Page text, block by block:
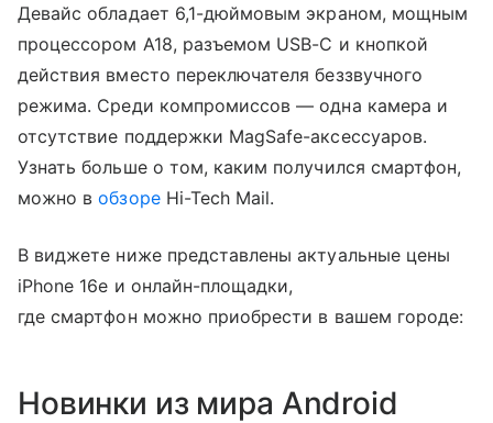
Девайс обладает 6,1-дюймовым экраном, мощным
процессором A18, разъемом USB-C и кнопкой
действия вместо переключателя беззвучного
режима. Среди компромиссов — одна камера и
отсутствие поддержки MagSafe-аксессуаров.
Узнать больше о том, каким получился смартфон,
можно вобзореHi-Tech Mail.
В виджете ниже представлены актуальные цены
iPhone 16e и онлайн-площадки,
где смартфон можно приобрести в вашем городе:
Новинки из мира Android